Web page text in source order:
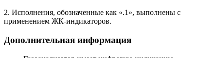
2. Исполнения, обозначенные как «.1», выполнены с
применением ЖК-индикаторов.
Дополнительная информация